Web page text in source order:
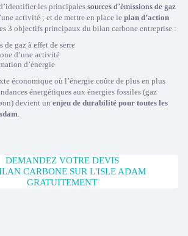
les principales sources d’émissions de gaz
activité ; et de mettre en place le plan d’action
3 objectifs principaux du bilan carbone entreprise :
de gaz à effet de serre
d’une activité
d’énergie
économique où l’énergie coûte de plus en plus
énergétiques aux énergies fossiles (gaz
devient un enjeu de durabilité pour toutes les
.
DEMANDEZ VOTRE DEVIS
CARBONE SUR L'ISLE ADAM
GRATUITEMENT